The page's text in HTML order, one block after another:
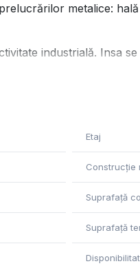
metalice:
industrială. Insa
reducând investițiile
Etaj
Construcție
Suprafață
Suprafață